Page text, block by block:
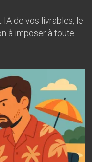
IA de vos livrables, le
à imposer à toute